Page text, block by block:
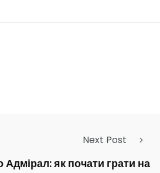
Next Post
Адмірал: як почати грати на